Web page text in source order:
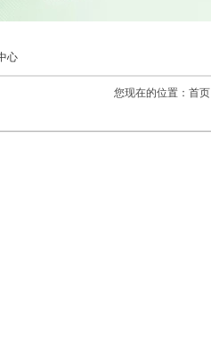
心
您现在的位置： 首页